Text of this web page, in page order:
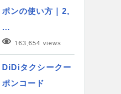
ポンの使い方｜2,
…
163,654 views
DiDiタクシークー
ポンコード